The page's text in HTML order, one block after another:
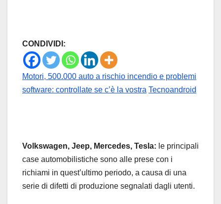
CONDIVIDI:
Motori, 500.000 auto a rischio incendio e problemi
software: controllate se c’è la vostra Tecnoandroid
Volkswagen, Jeep, Mercedes, Tesla: le principali
case automobilistiche sono alle prese con i
richiami in quest’ultimo periodo, a causa di una
serie di difetti di produzione segnalati dagli utenti.